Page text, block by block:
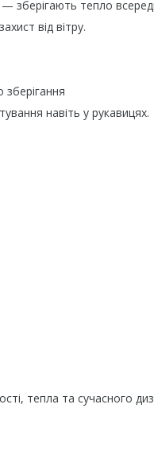
— зберігають тепло
від вітру.
навіть у рукавицях.
тепла та сучасного